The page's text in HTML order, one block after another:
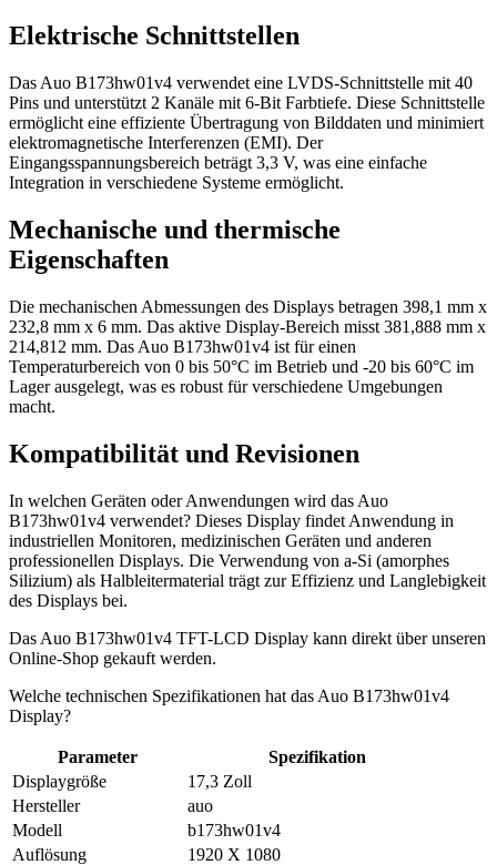
Elektrische Schnittstellen
Das Auo B173hw01v4 verwendet eine LVDS-Schnittstelle mit 40
Pins und unterstützt 2 Kanäle mit 6-Bit Farbtiefe. Diese Schnittstelle
ermöglicht eine effiziente Übertragung von Bilddaten und minimiert
elektromagnetische Interferenzen (EMI). Der
Eingangsspannungsbereich beträgt 3,3 V, was eine einfache
Integration in verschiedene Systeme ermöglicht.
Mechanische und thermische
Eigenschaften
Die mechanischen Abmessungen des Displays betragen 398,1 mm x
232,8 mm x 6 mm. Das aktive Display-Bereich misst 381,888 mm x
214,812 mm. Das Auo B173hw01v4 ist für einen
Temperaturbereich von 0 bis 50°C im Betrieb und -20 bis 60°C im
Lager ausgelegt, was es robust für verschiedene Umgebungen
macht.
Kompatibilität und Revisionen
In welchen Geräten oder Anwendungen wird das Auo
B173hw01v4 verwendet? Dieses Display findet Anwendung in
industriellen Monitoren, medizinischen Geräten und anderen
professionellen Displays. Die Verwendung von a-Si (amorphes
Silizium) als Halbleitermaterial trägt zur Effizienz und Langlebigkeit
des Displays bei.
Das Auo B173hw01v4 TFT-LCD Display kann direkt über unseren
Online-Shop gekauft werden.
Welche technischen Spezifikationen hat das Auo B173hw01v4
Display?
Parameter
Spezifikation
Displaygröße
17,3 Zoll
Hersteller
auo
Modell
b173hw01v4
Auflösung
1920 X 1080